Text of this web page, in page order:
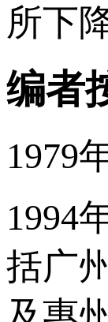
所下
编者
1979
1994
括广